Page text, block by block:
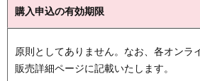
購入申込の有効期限
原則としてありません。なお、各オンラ
販売詳細ページに記載いたします。